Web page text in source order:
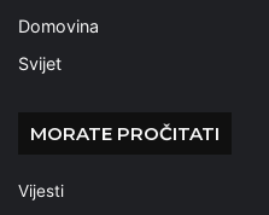
Domovina
Svijet
MORATE PROČITATI
Vijesti